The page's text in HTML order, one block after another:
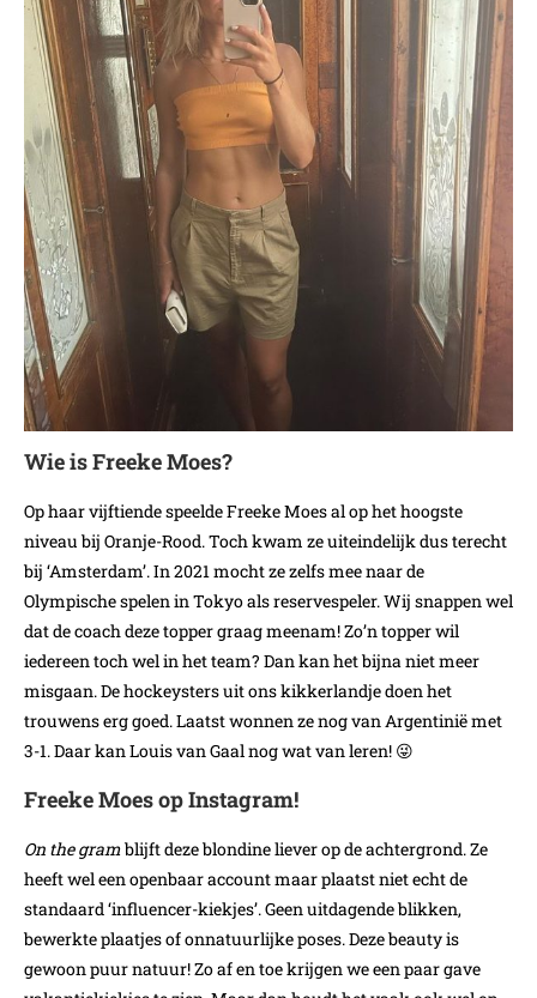
Wie is Freeke Moes?
Op haar vijftiende speelde Freeke Moes al op het hoogste
niveau bij Oranje-Rood. Toch kwam ze uiteindelijk dus terecht
bij ‘Amsterdam’. In 2021 mocht ze zelfs mee naar de
Olympische spelen in Tokyo als reservespeler. Wij snappen wel
dat de coach deze topper graag meenam! Zo’n topper wil
iedereen toch wel in het team? Dan kan het bijna niet meer
misgaan. De hockeysters uit ons kikkerlandje doen het
trouwens erg goed. Laatst wonnen ze nog van Argentinië met
3-1. Daar kan Louis van Gaal nog wat van leren! 😜
Freeke Moes op Instagram!
On the gramblijft deze blondine liever op de achtergrond. Ze
heeft wel een openbaar account maar plaatst niet echt de
standaard ‘influencer-kiekjes’. Geen uitdagende blikken,
bewerkte plaatjes of onnatuurlijke poses. Deze beauty is
gewoon puur natuur! Zo af en toe krijgen we een paar gave